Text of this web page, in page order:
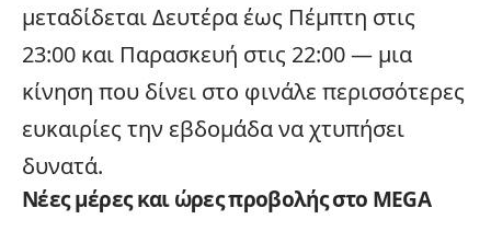
μεταδίδεται Δευτέρα έως Πέμπτη στις
23:00 και Παρασκευή στις 22:00 — μια
κίνηση που δίνει στο φινάλε περισσότερες
ευκαιρίες την εβδομάδα να χτυπήσει
δυνατά.
Νέες μέρες και ώρες προβολής στο MEGA